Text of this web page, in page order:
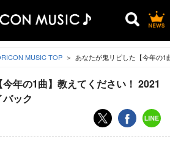
MUSIC TOP あなたが鬼リピした【今年の
年の1曲】教えてください！ 2021
ック